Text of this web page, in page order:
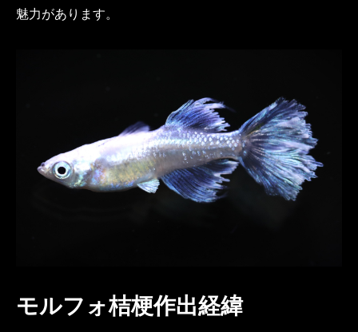
魅力があります。
モルフォ桔梗作出経緯